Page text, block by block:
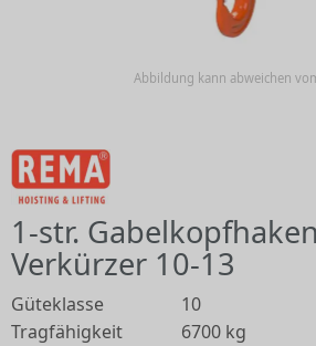
Abbildung kann abweichen
1-str.
Verkürzer 10-13
Güteklasse
10
Tragfähigkeit
6700 kg